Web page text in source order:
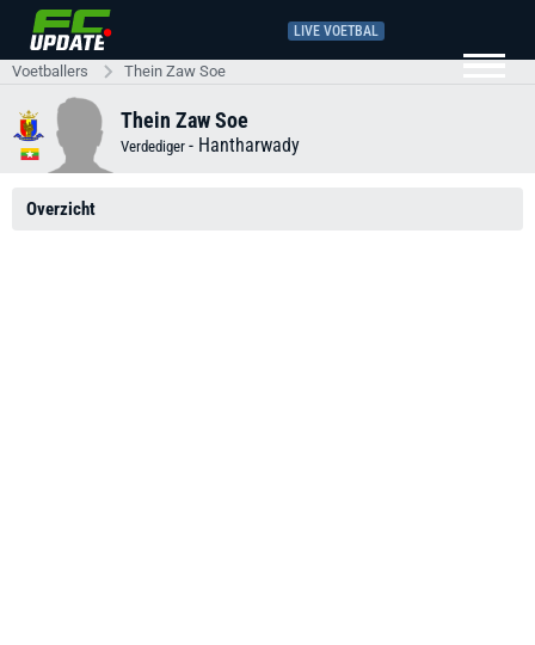
LIVE VOETBAL
Voetballers Thein Zaw Soe
Thein Zaw Soe
Verdediger - Hantharwady
Overzicht